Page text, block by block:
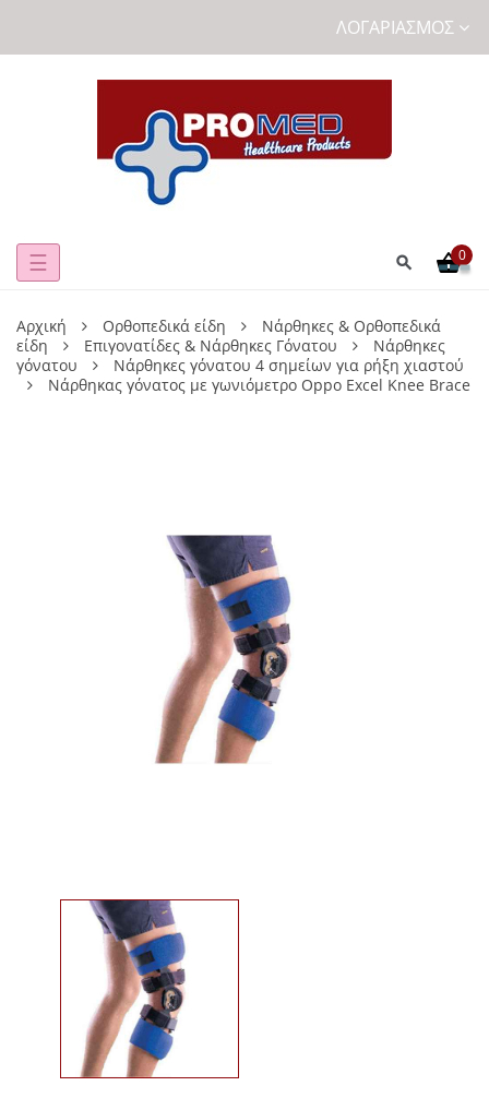
ΛΟΓΑΡΙΑΣΜΌΣ
Toggle
☰ 0
Αρχική Ορθοπεδικά είδη
Νάρθηκες & Ορθοπεδικά
είδη
Επιγονατίδες & Νάρθηκες Γόνατου
Νάρθηκες
γόνατου
Νάρθηκες γόνατου 4 σημείων για ρήξη χιαστού
Νάρθηκας γόνατος με γωνιόμετρο Oppo Excel Knee Brace